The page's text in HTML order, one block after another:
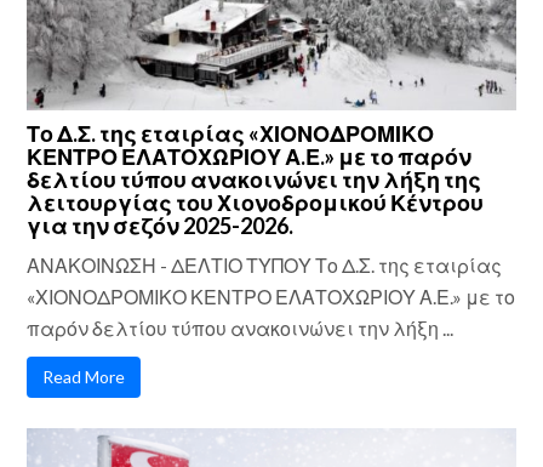
Το Δ.Σ. της εταιρίας «ΧΙΟΝΟΔΡΟΜΙΚΟ
ΚΕΝΤΡΟ ΕΛΑΤΟΧΩΡΙΟΥ Α.Ε.» με το παρόν
δελτίου τύπου ανακοινώνει την λήξη της
λειτουργίας του Χιονοδρομικού Κέντρου
για την σεζόν 2025-2026.
ΑΝΑΚΟΙΝΩΣΗ - ΔΕΛΤΙΟ ΤΥΠΟΥ Το Δ.Σ. της εταιρίας
«ΧΙΟΝΟΔΡΟΜΙΚΟ ΚΕΝΤΡΟ ΕΛΑΤΟΧΩΡΙΟΥ Α.Ε.» με το
παρόν δελτίου τύπου ανακοινώνει την λήξη ...
Read More